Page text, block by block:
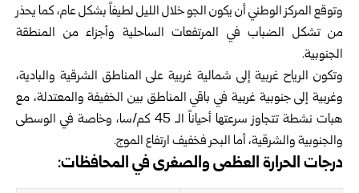
وتوقع المركز الوطني أن يكون الجو خلال الليل لطيفاً بشكل عام، كما يحذر
من تشكل الضباب في المرتفعات الساحلية وأجزاء من المنطقة
الجنوبية.
وتكون الرياح غربية إلى شمالية غربية على المناطق الشرقية والبادية،
وغربية إلى جنوبية غربية في باقي المناطق بين الخفيفة والمعتدلة، مع
هبات نشطة تتجاوز سرعتها أحياناً الـ 45 كم/سا، وخاصة في الوسطى
والجنوبية والشرقية، أما البحر فخفيف ارتفاع الموج.
درجات الحرارة العظمى والصغرى في المحافظات: